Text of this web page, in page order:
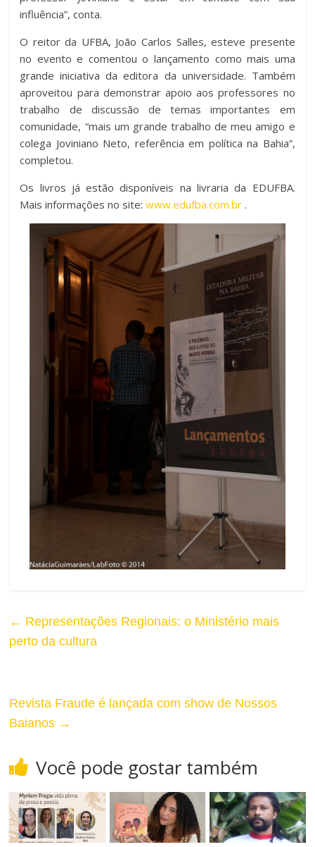
m
influência”, conta.
O reitor da UFBA, João Carlos Salles, esteve presente
no evento e comentou o lançamento como mais uma
grande iniciativa da editora da universidade. Também
aproveitou para demonstrar apoio aos professores no
trabalho de discussão de temas importantes em
comunidade, “mais um grande trabalho de meu amigo e
colega Joviniano Neto, referência em política na Bahia”,
completou.
Os livros já estão disponíveis na livraria da EDUFBA.
Mais informações no site:www.edufba.com.br .
← Representações Regionais: o Ministério mais
perto da cultura
Revista Fraude é lançada com show de Nossos
Baianos →
Você pode gostar também